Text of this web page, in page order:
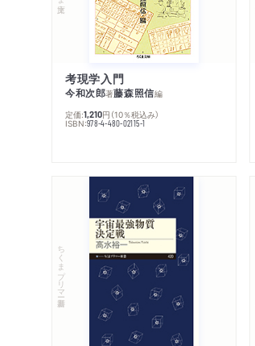
考現学入門
今和次郎著藤森照信編
定価:1,210円 （10％税込み）
ISBN:978-4-480-02115-1
ちくまプリマー新書